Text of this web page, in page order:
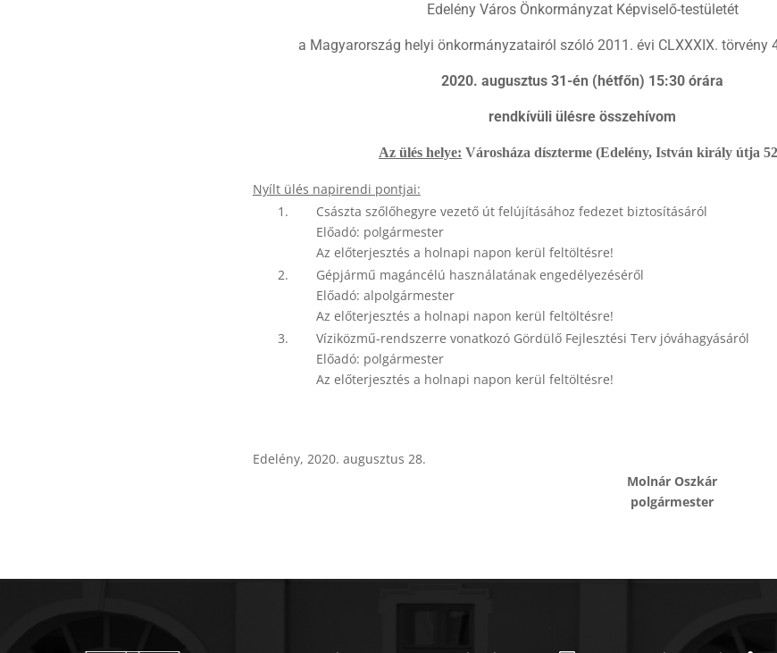
Edelény Város Önkormányzat Képviselő-testületét
a Magyarország helyi önkormányzatairól szóló 2011. évi CLXXXIX. törvény
2020. augusztus 31-én (hétfőn) 15:30 órára
rendkívüli ülésre összehívom
Az ülés helye: Városháza díszterme (Edelény, István király útja
Nyílt ülés napirendi pontjai:
1.
Császta szőlőhegyre vezető út felújításához fedezet biztosításáról
Előadó: polgármester
Az előterjesztés a holnapi napon kerül feltöltésre!
2.
Gépjármű magáncélú használatának engedélyezéséről
Előadó: alpolgármester
Az előterjesztés a holnapi napon kerül feltöltésre!
3.
Víziközmű-rendszerre vonatkozó Gördülő Fejlesztési Terv jóváhagyásáról
Előadó: polgármester
Az előterjesztés a holnapi napon kerül feltöltésre!
Edelény, 2020. augusztus 28.
Molnár Oszkár
polgármester